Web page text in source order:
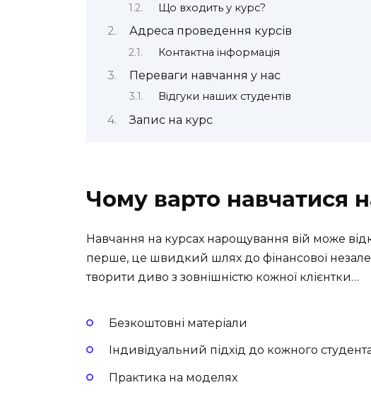
Що входить у курс?
Адреса проведення курсів
Контактна інформація
Переваги навчання у нас
Відгуки наших студентів
Запис на курс
Чому варто навчатися
Навчання на курсах нарощування вій може
перше, це швидкий шлях до фінансової
творити диво з зовнішністю кожної клієнтки…
Безкоштовні матеріали
Індивідуальний підхід до кожного
Практика на моделях